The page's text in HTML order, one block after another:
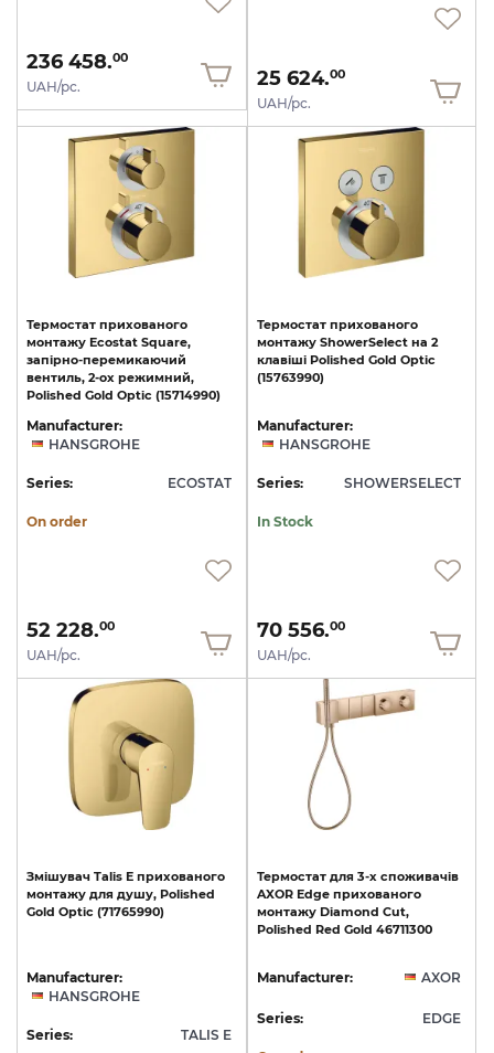
236 458.00
UAH/pc. 25 624.00
UAH/pc.
Термостат прихованого
монтажу Ecostat Square,
запірно-перемикаючий
вентиль, 2-ох режимний,
Polished Gold Optic (15714990)
Manufacturer:
HANSGROHE
Series: ECOSTAT
On order
52 228.00
UAH/pc.
Термостат прихованого
монтажу ShowerSelect на 2
клавіші Polished Gold Optic
(15763990)
Manufacturer:
HANSGROHE
Series: SHOWERSELECT
In Stock
70 556.00
UAH/pc.
Змішувач Talis E прихованого
монтажу для душу, Polished
Gold Optic (71765990)
Manufacturer:
HANSGROHE
Series: TALIS E
Термостат для 3-х споживачів
AXOR Edge прихованого
монтажу Diamond Cut,
Polished Red Gold 46711300
Manufacturer: AXOR
Series: EDGE